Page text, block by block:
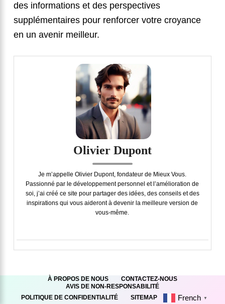
des informations et des perspectives
supplémentaires pour renforcer votre croyance
en un avenir meilleur.
Olivier Dupont
Je m’appelle Olivier Dupont, fondateur de Mieux Vous.
Passionné par le développement personnel et l’amélioration de
soi, j’ai créé ce site pour partager des idées, des conseils et des
inspirations qui vous aideront à devenir la meilleure version de
vous-même.
À PROPOS DE NOUS
CONTACTEZ-NOUS
AVIS DE NON-RESPONSABILITÉ
POLITIQUE DE CONFIDENTIALITÉ
SITEMAP French ▼